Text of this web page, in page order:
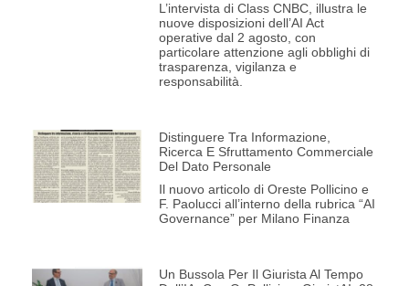
L’intervista di Class CNBC, illustra le
nuove disposizioni dell’AI Act
operative dal 2 agosto, con
particolare attenzione agli obblighi di
trasparenza, vigilanza e
responsabilità.
Distinguere Tra Informazione,
Ricerca E Sfruttamento Commerciale
Del Dato Personale
Il nuovo articolo di Oreste Pollicino e
F. Paolucci all’interno della rubrica “AI
Governance” per Milano Finanza
Un Bussola Per Il Giurista Al Tempo